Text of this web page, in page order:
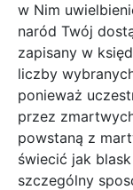
w Nim
naród Twój
zapisany w
liczby
ponieważ
przez
powstaną z
świecić jak
szczególny